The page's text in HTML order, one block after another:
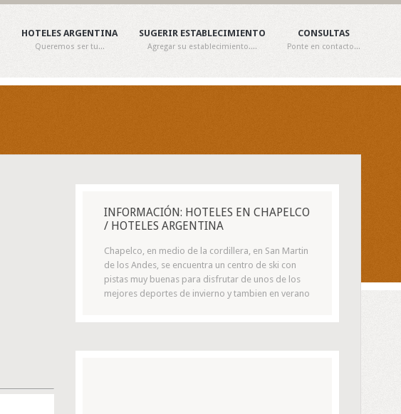
HOTELES ARGENTINA
Queremos ser tu...
SUGERIR ESTABLECIMIENTO
Agregar su establecimiento....
CONSULTAS
Ponte en contacto...
INFORMACIÓN: HOTELES EN CHAPELCO
/ HOTELES ARGENTINA
Chapelco, en medio de la cordillera, en San Martin
de los Andes, se encuentra un centro de ski con
pistas muy buenas para disfrutar de unos de los
mejores deportes de invierno y tambien en verano